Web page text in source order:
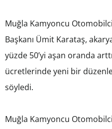
Muğla Kamyoncu
Başkanı Ümit Karataş,
yüzde 50’yi aşan oranda
ücretlerinde yeni bir
söyledi.
Muğla Kamyoncu